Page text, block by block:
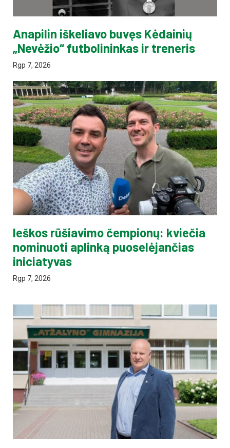
Anapilin iškeliavo buvęs Kėdainių
„Nevėžio“ futbolininkas ir treneris
Rgp 7, 2026
Ieškos rūšiavimo čempionų: kviečia
nominuoti aplinką puoselėjančias
iniciatyvas
Rgp 7, 2026